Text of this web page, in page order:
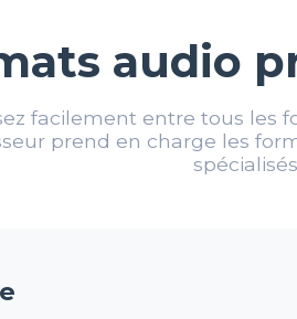
audio
facilement entre tous les
prend en charge les